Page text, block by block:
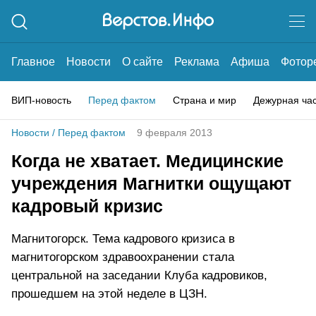
Главное Новости О сайте Реклама Афиша
ВИП-новость Перед фактом Страна и мир Дежурная
Новости / Перед фактом 9 февраля 2013
Когда не хватает. Медицинские
учреждения Магнитки ощущают
кадровый кризис
Магнитогорск. Тема кадрового кризиса в
магнитогорском здравоохранении стала
центральной на заседании Клуба кадровиков,
прошедшем на этой неделе в ЦЗН.